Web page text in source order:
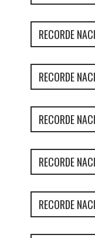
RECORDE
RECORDE
RECORDE
RECORDE
RECORDE